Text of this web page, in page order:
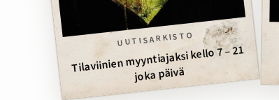
UUTISARKISTO
Tilaviinien myyntiajaksi kello 7 – 21
joka päivä